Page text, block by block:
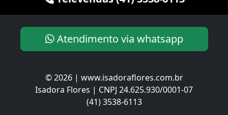
Atendimento via whatsapp
© 2026 | www.isadoraflores.com.br
Isadora Flores | CNPJ 24.625.930/0001-07
(41) 3538-6113